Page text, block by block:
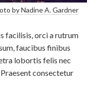
by Nadine A. Gardner
facilisis, orci a rutrum
faucibus finibus
lobortis felis nec
consectetur